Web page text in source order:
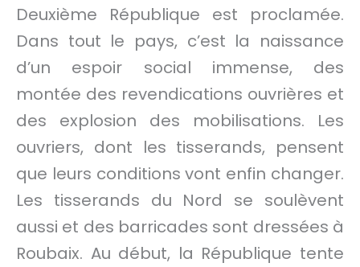
Deuxième République est proclamée.
Dans tout le pays, c’est la naissance
d’un espoir social immense, des
montée des revendications ouvrières et
des explosion des mobilisations. Les
ouvriers, dont les tisserands, pensent
que leurs conditions vont enfin changer.
Les tisserands du Nord se soulèvent
aussi et des barricades sont dressées à
Roubaix. Au début, la République tente